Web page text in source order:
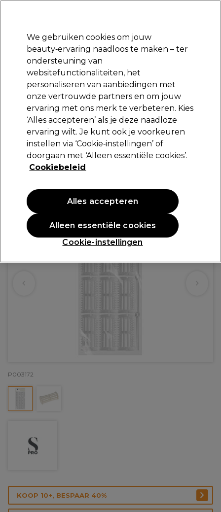
Aanmelden
Merken Deals Haar Elektra
Volgende dag geleverd*
Na verzending, maandag t/m vrijdag
S-PRO
S-PRO Kunststof Fixingwikkelaars Ø30mm x6
3,65 €
PROMOTIE
P003172
KOOP 10+, BESPAAR 40%
We gebruiken cookies om jouw
beauty‑ervaring naadloos te maken – ter
ondersteuning van
websitefunctionaliteiten, het
personaliseren van aanbiedingen met
onze vertrouwde partners en om jouw
ervaring met ons merk te verbeteren. Kies
‘Alles accepteren’ als je deze naadloze
ervaring wilt. Je kunt ook je voorkeuren
instellen via ‘Cookie‑instellingen’ of
doorgaan met ‘Alleen essentiële cookies’.
Cookiebeleid
Cookie-instellingen
Alleen essentiële cookies
Alles accepteren